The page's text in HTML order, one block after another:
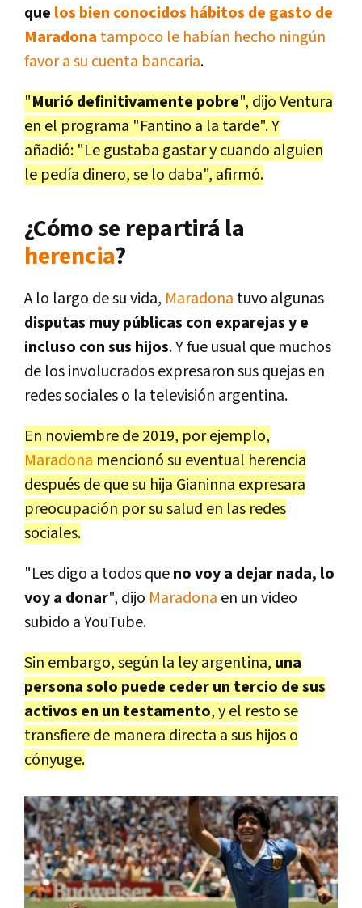
que los bien conocidos hábitos de gasto de
Maradona tampoco le habían hecho ningún
favor a su cuenta bancaria.
"Murió definitivamente pobre", dijo Ventura
en el programa "Fantino a la tarde". Y
añadió: "Le gustaba gastar y cuando alguien
le pedía dinero, se lo daba", afirmó.
¿Cómo se repartirá la
herencia?
A lo largo de su vida, Maradona tuvo algunas
disputas muy públicas con exparejas y e
incluso con sus hijos. Y fue usual que muchos
de los involucrados expresaron sus quejas en
redes sociales o la televisión argentina.
En noviembre de 2019, por ejemplo,
Maradona mencionó su eventual herencia
después de que su hija Gianinna expresara
preocupación por su salud en las redes
sociales.
"Les digo a todos queno voy a dejar nada, lo
voy a donar", dijo Maradona en un video
subido a YouTube.
Sin embargo, según la ley argentina, una
persona solo puede ceder un tercio de sus
activos en un testamento, y el resto se
transfiere de manera directa a sus hijos o
cónyuge.